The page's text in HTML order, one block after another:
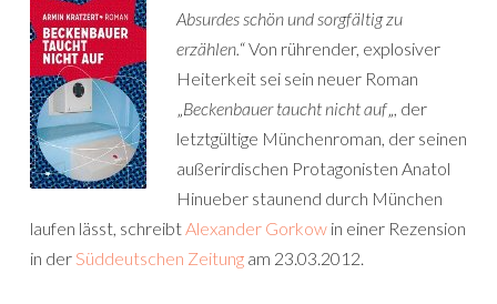
Absurdes schön und sorgfältig zu
erzählen.“ Von rührender, explosiver
Heiterkeit sei sein neuer Roman
„Beckenbauer taucht nicht auf„, der
letztgültige Münchenroman, der seinen
außerirdischen Protagonisten Anatol
Hinueber staunend durch München
laufen lässt, schreibtAlexander Gorkow in einer Rezension
in derSüddeutschen Zeitung am 23.03.2012.